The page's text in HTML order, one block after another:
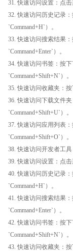
31. 快速访问设置：点击
32. 快速访问历史记录
`Command+H`）。
33. 快速访问搜索结果：
`Command+Enter`）。
34. 快速访问书签：按
`Command+Shift+N`）。
35. 快速访问收藏夹：按
36. 快速访问下载文件
`Command+Shift+U`）。
37. 快速访问应用列表
`Command+Shift+O`）。
38. 快速访问开发者工具
39. 快速访问设置：点击
40. 快速访问历史记录
`Command+H`）。
41. 快速访问搜索结果：
`Command+Enter`）。
42. 快速访问书签：按
`Command+Shift+N`）。
43. 快速访问收藏夹：按